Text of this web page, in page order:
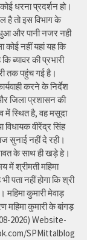
धरना प्रदर्शन हो।
है तो इस विभाग के
और पानी नजर नही
कोई नहीं यहां यह कि
ब्यावर की प्रभारी
तक पहुंच गई है।
करने के निर्देश
जिला प्रशासन की
में स्थित है, वह मसूदा
वीरेंद्र सिंह
सुनाई नहीं दे रही।
के साथ ही खड़े हे।
में श्रीमती महिमा
पता नहीं होगा कि श्री
महिमा कुमारी मेवाड़
महिमा कुमारी के बांगड़
2026) Website-
SPMittalblog